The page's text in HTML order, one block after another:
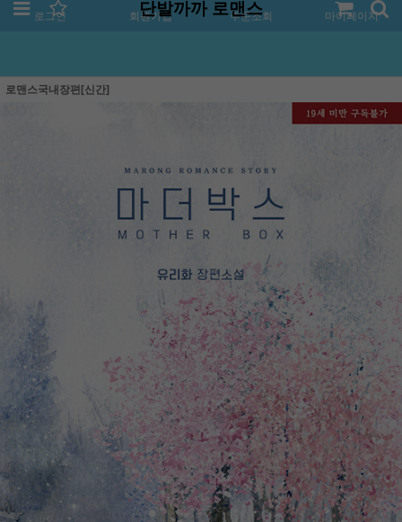
로그인 회원가입 주문조회 마이페이지
단발까까 로맨스
로맨스국내장편[신간]